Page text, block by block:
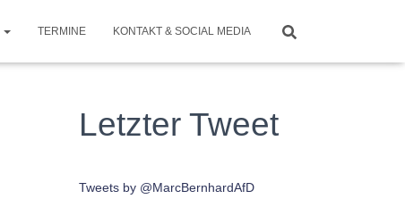
TERMINE KONTAKT & SOCIAL MEDIA
Letzter Tweet
Tweets by @MarcBernhardAfD